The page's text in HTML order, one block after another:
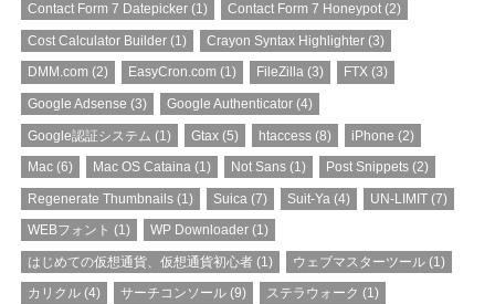
Contact Form 7 Datepicker(1) Contact Form 7 Honeypot(2)
Cost Calculator Builder(1) Crayon Syntax Highlighter(3)
DMM.com (2) EasyCron.com (1) FileZilla (3) FTX (3)
Google Adsense (3) Google Authenticator(4)
Google認証システム (1) Gtax(5) htaccess (8) iPhone (2)
Mac(6) Mac OS Cataina(1) Not Sans (1) Post Snippets (2)
Regenerate Thumbnails(1) Suica (7) Suit-Ya (4) UN-LIMIT (7)
WEBフォント (1) WP Downloader(1)
はじめての仮想通貨、仮想通貨初心者(1) ウェブマスターツール(1)
カリクル(4) サーチコンソール(9) ステラウォーク (1)